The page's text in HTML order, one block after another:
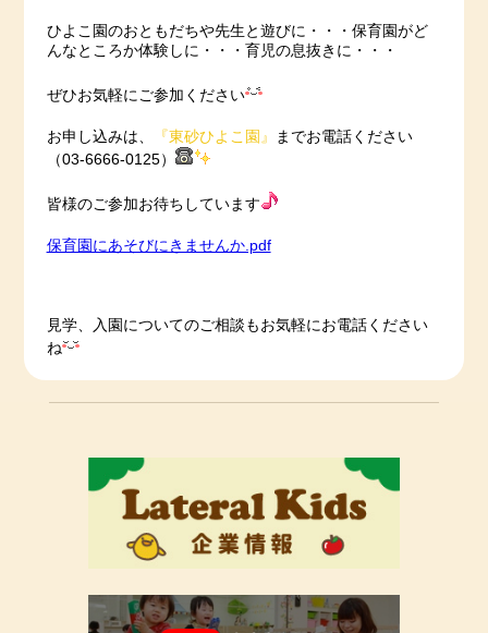
ひよこ園のおともだちや先生と遊びに・・・保育園がど
んなところか体験しに・・・育児の息抜きに・・・
ぜひお気軽にご参加ください
お申し込みは、 『東砂ひよこ園』
までお電話ください
（03-6666-0125）
皆様のご参加お待ちしています
保育園にあそびにきませんか.pdf
見学、入園についてのご相談もお気軽にお電話ください
ね